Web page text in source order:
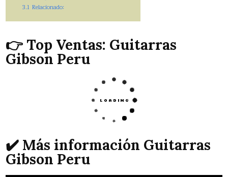
3.1 Relacionado:
👉 Top Ventas: Guitarras
Gibson Peru
✔️ Más información Guitarras
Gibson Peru